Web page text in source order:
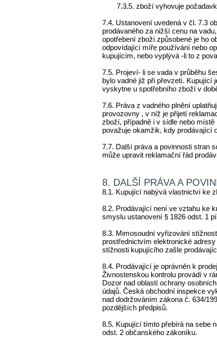
7.3.5. zboží vyhovuje
7.4. Ustanovení uvedená v čl. 7.3
prodávaného za nižší cenu na
opotřebení zboží způsobené je ho
odpovídající míře používání nebo
kupujícím, nebo vyplývá -li to z
7.5. Projeví- li se vada v průběhu
bylo vadné již při převzetí. Kupující
vyskytne u spotřebního zboží v
7.6. Práva z vadného plnění
provozovny , v níž je přijetí
zboží, případně i v sídle nebo
považuje okamžik, kdy prodávající
7.7. Další práva a povinnosti stran
může upravit reklamační řád
8. DALŠÍ PRÁVA A
8.1. Kupující nabývá vlastnictví ke
8.2. Prodávající není ve vztahu ke
smyslu ustanovení § 1826 odst. 1
8.3. Mimosoudní vyřizování
prostřednictvím elektronické adresy
stížnosti kupujícího zašle
8.4. Prodávající je oprávněn k
Živnostenskou kontrolu provádí v
Dozor nad oblastí ochrany
údajů. Česká obchodní inspekce
nad dodržováním zákona č. 634/
pozdějších předpisů.
8.5. Kupující tímto přebírá na sebe
odst. 2 občanského zákoníku.